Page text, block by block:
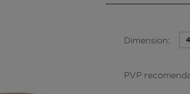
Dimension:
PVP